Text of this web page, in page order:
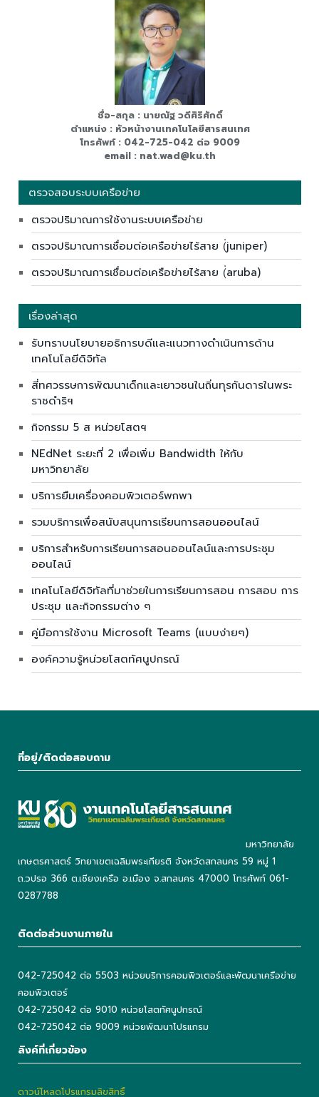
ชื่อ-สกุล : นายณัฐ วดีศิริศักดิ์
ตำแหน่ง : หัวหน้างานเทคโนโลยีสารสนเทศ
โทรศัพท์ : 042-725-042 ต่อ 9009
email : nat.wad@ku.th
ตรวจสอบระบบเครือข่าย
ตรวจปริมาณการใช้งานระบบเครือข่าย
ตรวจปริมาณการเชื่อมต่อเครือข่ายไร้สาย (่juniper)
ตรวจปริมาณการเชื่อมต่อเครือข่ายไร้สาย (่aruba)
เรื่องล่าสุด
รับทราบนโยบายอธิการบดีและแนวทางดำเนินการด้าน
เทคโนโลยีดิจิทัล
สี่ทศวรรษการพัฒนาเด็กและเยาวชนในถิ่นทุรกันดารในพระ
ราชดำริฯ
กิจกรรม 5 ส หน่วยโสตฯ
NEdNet ระยะที่ 2 เพื่อเพิ่ม Bandwidth ให้กับ
มหาวิทยาลัย
บริการยืมเครื่องคอมพิวเตอร์พกพา
รวมบริการเพื่อสนับสนุนการเรียนการสอนออนไลน์
บริการสำหรับการเรียนการสอนออนไลน์และการประชุม
ออนไลน์
เทคโนโลยีดิจิทัลที่มาช่วยในการเรียนการสอน การสอบ การ
ประชุม และกิจกรรมต่าง ๆ
คู่มือการใช้งาน Microsoft Teams (แบบง่ายๆ)
องค์ความรู้หน่วยโสตทัศนูปกรณ์
ที่อยู่/ติดต่อสอบถาม
มหาวิทยาลัย
เกษตรศาสตร์ วิทยาเขตเฉลิมพระเกียรติ จังหวัดสกลนคร 59 หมู่ 1
ถ.วปรอ 366 ต.เชียงเครือ อ.เมือง จ.สกลนคร 47000 โทรศัพท์ 061-
0287788
ติดต่อส่วนงานภายใน
042-725042 ต่อ 5503 หน่วยบริการคอมพิวเตอร์และพัฒนาเครือข่าย
คอมพิวเตอร์
042-725042 ต่อ 9010 หน่วยโสตทัศนูปกรณ์
042-725042 ต่อ 9009 หน่วยพัฒนาโปรแกรม
ลิงค์ที่เกี่ยวข้อง
ดาวน์โหลดโปรแกรมลิขสิทธิ์